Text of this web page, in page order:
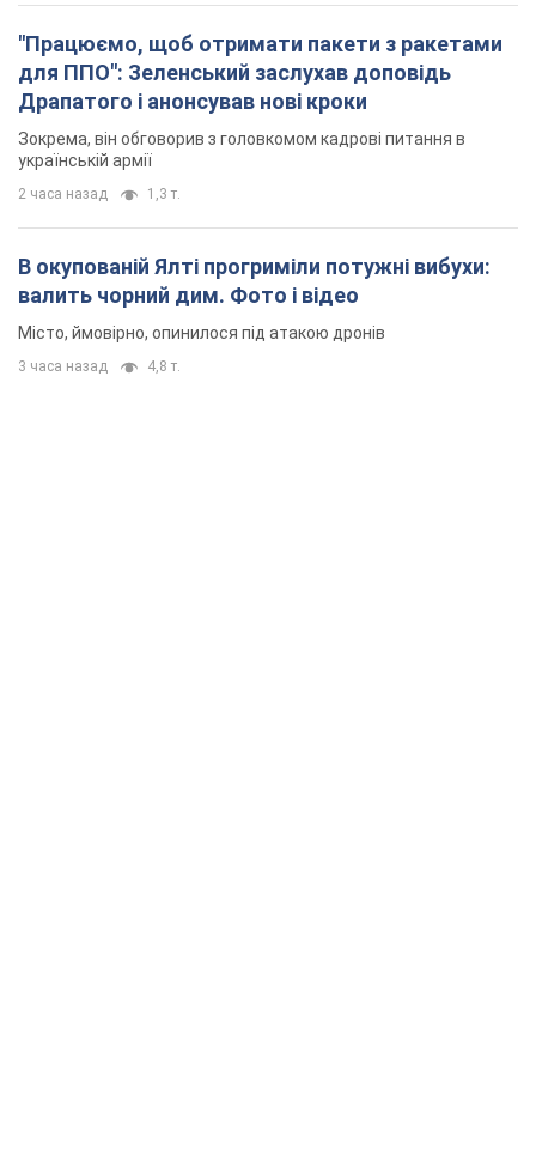
"Працюємо, щоб отримати пакети з ракетами
для ППО": Зеленський заслухав доповідь
Драпатого і анонсував нові кроки
Зокрема, він обговорив з головкомом кадрові питання в
українській армії
2 часа назад 1,3 т.
В окупованій Ялті прогриміли потужні вибухи:
валить чорний дим. Фото і відео
Місто, ймовірно, опинилося під атакою дронів
3 часа назад 4,8 т.